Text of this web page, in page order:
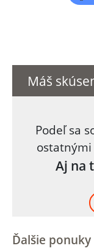
Máš
Podeľ sa
Aj na
Ďalšie